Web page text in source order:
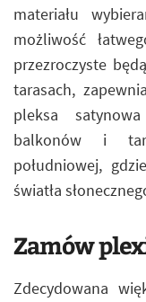
materiału
możliwość
przezroczyste
tarasach,
pleksa
balkonów i
południowej,
światła
Zamów
Zdecydowana